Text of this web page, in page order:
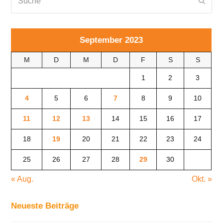
September 2023
M D M D F S S
1 2 3
4 5 6 7 8 9 10
11 12 13 14 15 16 17
18 19 20 21 22 23 24
25 26 27 28 29 30
« Aug. Okt. »
Neueste Beiträge